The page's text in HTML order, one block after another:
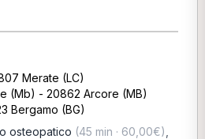
Merate (LC)
(Mb) - 20862 Arcore (MB)
Bergamo (BG)
osteopatico (45 min · 60,00€)